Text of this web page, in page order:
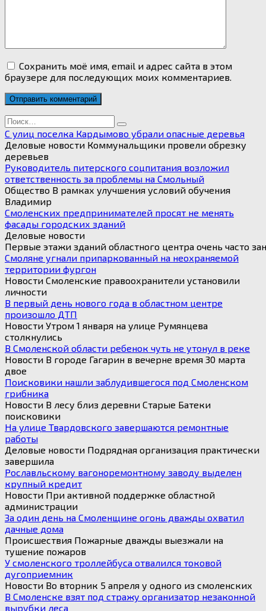
Сохранить моё имя, email и адрес сайта в этом
браузере для последующих моих комментариев.
Search
for:
С улиц поселка Кардымово убрали опасные деревья
Деловые новости Коммунальщики провели обрезку
деревьев
Руководитель питерского соцпитания возложил
ответственность за проблемы на Смольный
Общество В рамках улучшения условий обучения
Владимир
Смоленских предпринимателей просят не менять
фасады городских зданий
Деловые новости
Первые этажи зданий областного центра очень часто
Смоляне угнали припаркованный на неохраняемой
территории фургон
Новости Смоленские правоохранители установили
личности
В первый день нового года в областном центре
произошло ДТП
Новости Утром 1 января на улице Румянцева
столкнулись
В Смоленской области ребенок чуть не утонул в реке
Новости В городе Гагарин в вечерне время 30 марта
двое
Поисковики нашли заблудившегося под Смоленском
грибника
Новости В лесу близ деревни Старые Батеки
поисковики
На улице Твардовского завершаются ремонтные
работы
Деловые новости Подрядная организация практически
завершила
Рославльскому вагоноремонтному заводу выделен
крупный кредит
Новости При активной поддержке областной
администрации
За один день на Смоленщине огонь дважды охватил
дачные дома
Происшествия Пожарные дважды выезжали на
тушение пожаров
У смоленского троллейбуса отвалился токовой
дугоприемник
Новости Во вторник 5 апреля у одного из смоленских
В Смоленске взят под стражу организатор незаконной
вырубки леса